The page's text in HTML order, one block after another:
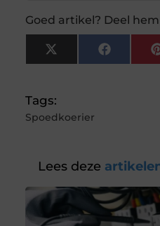
Goed artikel? Deel
X
(Twitter)
Tags:
Spoedkoerier
Lees deze